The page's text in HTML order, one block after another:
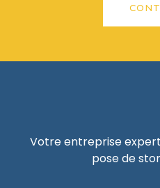
Votre entreprise
pose de